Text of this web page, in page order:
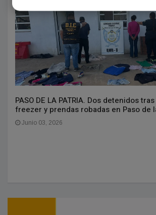
PASO DE LA PATRIA. Dos detenidos
freezer y prendas robadas en Paso de
Junio 03, 2026